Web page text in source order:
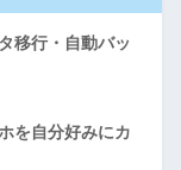
移行・自動バッ
を自分好みにカ